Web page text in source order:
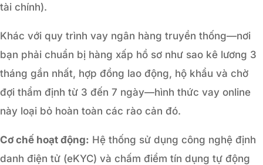
tài chính).
Khác với quy trình vay ngân hàng truyền thống—nơi
bạn phải chuẩn bị hàng xấp hồ sơ như sao kê lương 3
tháng gần nhất, hợp đồng lao động, hộ khẩu và chờ
đợi thẩm định từ 3 đến 7 ngày—hình thức vay online
này loại bỏ hoàn toàn các rào cản đó.
Cơ chế hoạt động: Hệ thống sử dụng công nghệ định
danh điện tử (eKYC) và chấm điểm tín dụng tự động